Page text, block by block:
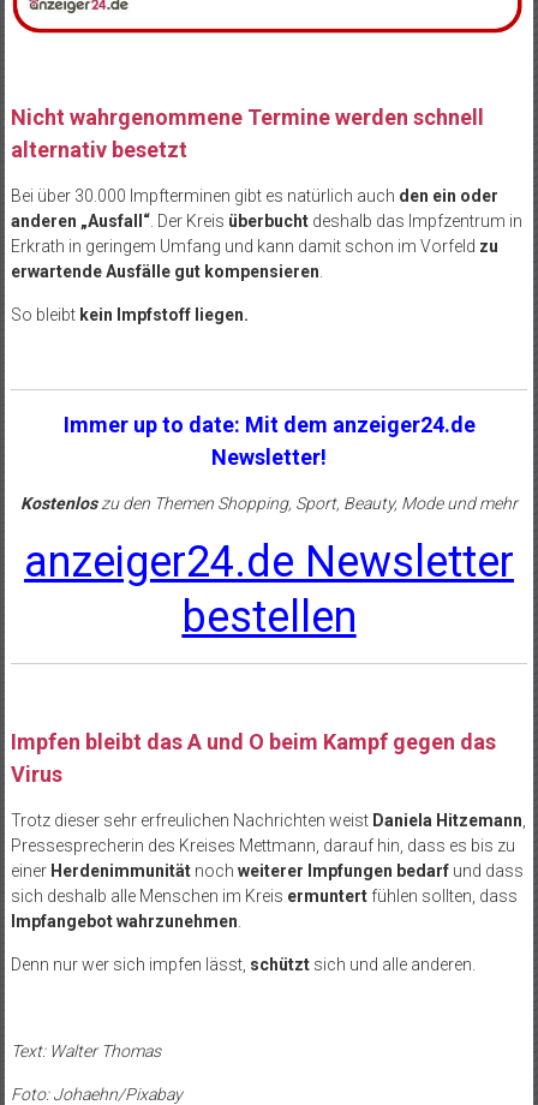
Nicht wahrgenommene Termine werden schnell
alternativ besetzt
Bei über 30.000 Impfterminen gibt es natürlich auch den ein oder
anderen „Ausfall“. Der Kreis überbuchtdeshalb das Impfzentrum in
Erkrath in geringem Umfang und kann damit schon im Vorfeld zu
erwartende Ausfälle gut kompensieren
So bleibt kein Impfstoff liegen.
Immer up to date: Mit dem anzeiger24.de
Newsletter!
Kostenloszu den Themen Shopping, Sport, Beauty, Mode und mehr
anzeiger24.de Newsletter
bestellen
Impfen bleibt das A und O beim Kampf gegen das
Virus
Trotz dieser sehr erfreulichen Nachrichten weistDaniela Hitzemann
Pressesprecherin des Kreises Mettmann, darauf hin, dass es bis zu
einer Herdenimmunitätnoch weiterer Impfungen bedarfund dass
sich deshalb alle Menschen im Kreis ermuntertfühlen sollten, dass
Impfangebot wahrzunehmen
Denn nur wer sich impfen lässt, schütztsich und alle anderen.
Text: Walter Thomas
Foto: Johaehn/Pixabay